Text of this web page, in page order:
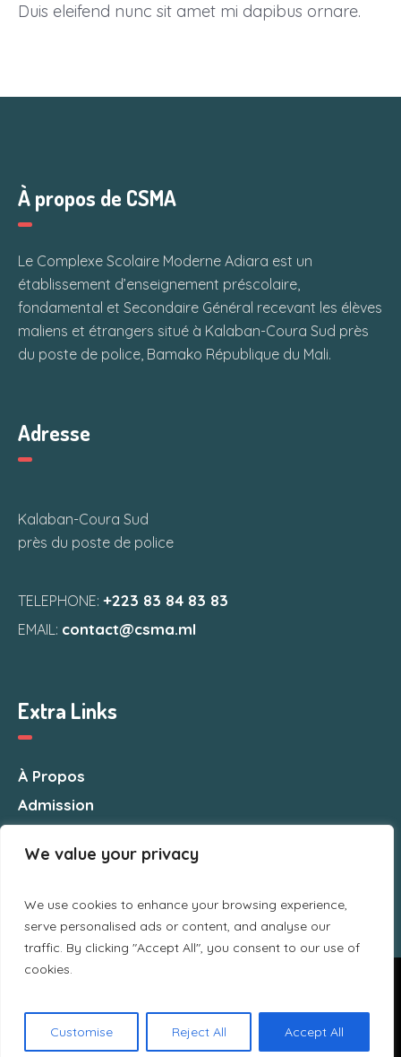
We value your privacy
We use cookies to enhance your browsing experience,
serve personalised ads or content, and analyse our
traffic. By clicking "Accept All", you consent to our use of
cookies.
Customise Reject All Accept All
Duis eleifend nunc sit amet mi dapibus ornare.
À propos de CSMA
Le Complexe Scolaire Moderne Adiara est un
établissement d’enseignement préscolaire,
fondamental et Secondaire Général recevant les élèves
maliens et étrangers situé à Kalaban-Coura Sud près
du poste de police, Bamako République du Mali.
Adresse
Kalaban-Coura Sud
près du poste de police
TELEPHONE:+223 83 84 83 83
EMAIL: contact@csma.ml
Extra Links
À Propos
Admission
site, nous supposerons que vous en êtes satisfait.
Politique de confidentialité